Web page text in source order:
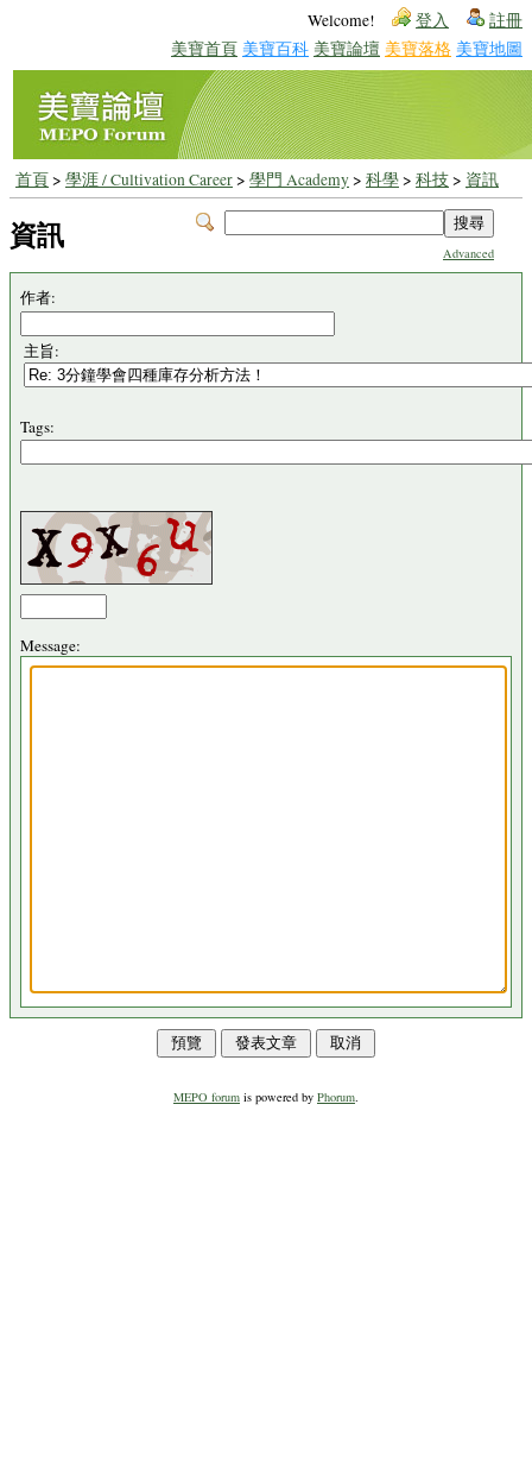
Welcome! 登入 註冊
美寶首頁 美寶百科 美寶論壇 美寶落格 美寶地圖
首頁> 學涯 / Cultivation Career> 學門 Academy> 科學> 科技> 資訊
Advanced
資訊
作者:
主旨:
Tags:
Message:
MEPO forum is powered by Phorum.